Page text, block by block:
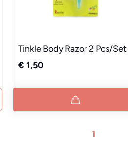
Tinkle Body Razor 2 Pcs/Set
€ 1,50
1